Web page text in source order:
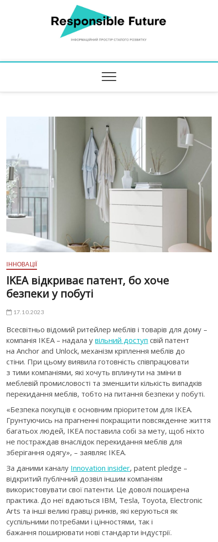
Responsible Future
ІННОВАЦІЇ
IKEA відкриває патент, бо хоче
безпеки у побуті
17.10.2023
Всесвітньо відомий ритейлер меблів і товарів для дому –
компанія IKEA – надала увільний доступ свій патент
на Anchor and Unlock, механізм кріплення меблів до
стіни. При цьому виявила готовність співпрацювати
з тими компаніями, які хочуть вплинути на зміни в
меблевій промисловості та зменшити кількість випадків
перекидання меблів, тобто на питання безпеки у побуті.
«Безпека покупців є основним пріоритетом для IKEA.
Грунтуючись на прагненні покращити повсякденне життя
багатьох людей, IKEA поставила собі за мету, щоб ніхто
не постраждав внаслідок перекидання меблів для
зберігання одягу», – заявляє IKEA.
За даними каналу Innovation insider, patent pledge –
відкритий публічний дозвіл іншим компаніям
використовувати свої патенти. Це доволі поширена
практика. До неї вдаються IBM, Tesla, Toyota, Electronic
Arts та інші великі гравці ринків, які керуються як
суспільними потребами і цінностями, так і
бажання поширювати нові стандарти індустрії.